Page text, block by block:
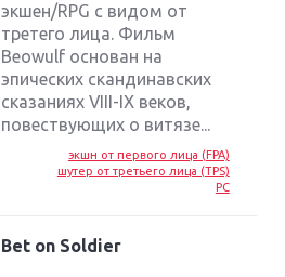
экшен/RPG с видом от
третего лица. Фильм
Beowulf основан на
эпических скандинавских
сказаниях VIII-IX веков,
повествующих о витязе...
экшн от первого лица (FPA)
шутер от третьего лица (TPS)
PC
Bet on Soldier